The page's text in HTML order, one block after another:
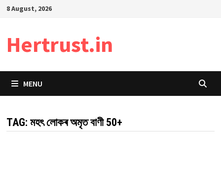
Skip8 August, 2026
Hertrust.in
MENU
TAG: মহৎ লোকৰ অমৃত বাণী 50+